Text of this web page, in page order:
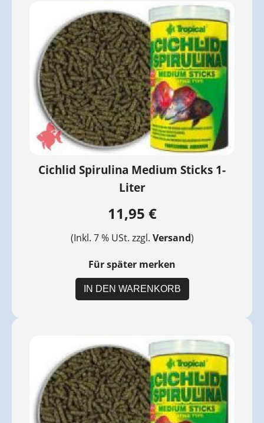
Cichlid Spirulina Medium Sticks 1-
Liter
11,95 €
(Inkl. 7 % USt. zzgl. Versand)
Für später merken
IN DEN WARENKORB